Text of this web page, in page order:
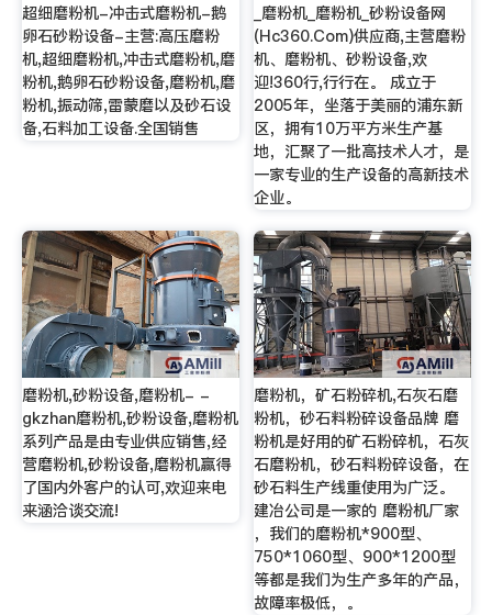
超细磨粉机-冲击式磨粉机-鹅
卵石砂粉设备-主营:高压磨粉
机,超细磨粉机,冲击式磨粉机,磨
粉机,鹅卵石砂粉设备,磨粉机,磨
粉机,振动筛,雷蒙磨以及砂石设
备,石料加工设备.全国销售
_磨粉机_磨粉机_砂粉设备网
(Hc360.Com)供应商,主营磨粉
机、磨粉机、砂粉设备,欢
迎!360行,行行在。 成立于
2005年，坐落于美丽的浦东新
区，拥有10万平方米生产基
地，汇聚了一批高技术人才，是
一家专业的生产设备的高新技术
企业。
磨粉机,砂粉设备,磨粉机- -
gkzhan磨粉机,砂粉设备,磨粉机
系列产品是由专业供应销售,经
营磨粉机,砂粉设备,磨粉机赢得
了国内外客户的认可,欢迎来电
来涵洽谈交流!
磨粉机，矿石粉碎机,石灰石磨
粉机，砂石料粉碎设备品牌 磨
粉机是好用的矿石粉碎机，石灰
石磨粉机，砂石料粉碎设备，在
砂石料生产线重使用为广泛。
建冶公司是一家的 磨粉机厂家
，我们的磨粉机*900型、
750*1060型、900*1200型
等都是我们为生产多年的产品，
故障率极低，。